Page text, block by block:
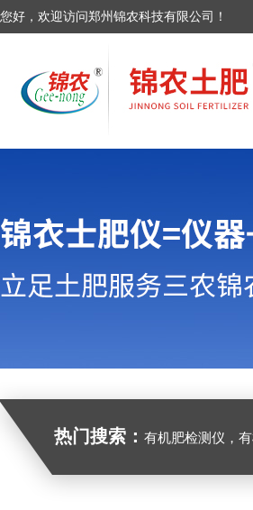
您好，欢迎访问郑州锦农科技有限公司！
热门搜索： 有机肥检测仪，有机肥检